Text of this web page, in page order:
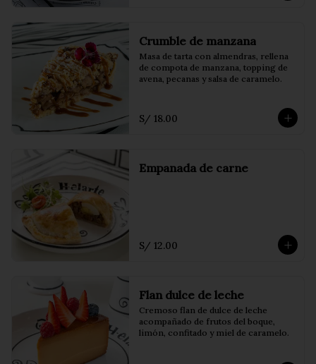
Crumble de manzana
Masa de tarta con almendras, rellena
de compota de manzana, topping de
avena, pecanas y salsa de caramelo.
S/ 18.00
Empanada de carne
S/ 12.00
Flan dulce de leche
Cremoso flan de dulce de leche
acompañado de frutos del boque,
limón, confitado y miel de caramelo.